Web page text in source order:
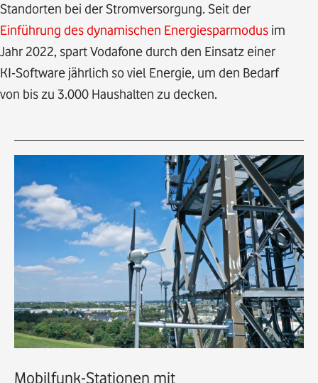
Standorten bei der Stromversorgung. Seit der
Einführung des dynamischen Energiesparmodus im
Jahr 2022, spart Vodafone durch den Einsatz einer
KI-Software jährlich so viel Energie, um den Bedarf
von bis zu 3.000 Haushalten zu decken.
Mobilfunk-Stationen mit